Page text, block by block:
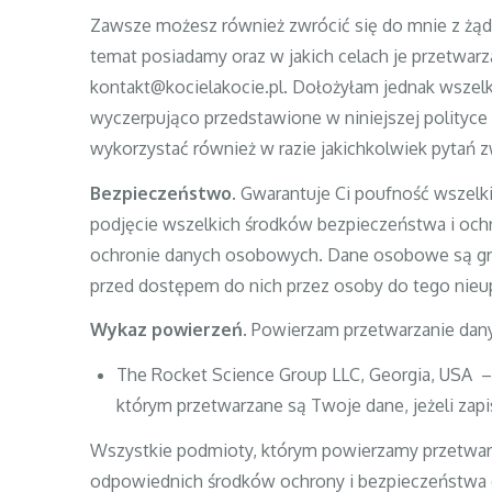
Zawsze możesz również zwrócić się do mnie z
temat posiadamy oraz w jakich celach je
kontakt@kocielakocie.pl. Dołożyłam jednak
wyczerpująco przedstawione w niniejszej
wykorzystać również w razie jakichkolwiek pytań
Bezpieczeństwo. Gwarantuje Ci poufność
podjęcie wszelkich środków bezpieczeństwa i
ochronie danych osobowych. Dane osobowe są
przed dostępem do nich przez osoby do tego
Wykaz powierzeń. Powierzam przetwarzanie
The Rocket Science Group LLC, Georgia,
którym przetwarzane są Twoje dane, jeżeli
Wszystkie podmioty, którym powierzamy
odpowiednich środków ochrony i